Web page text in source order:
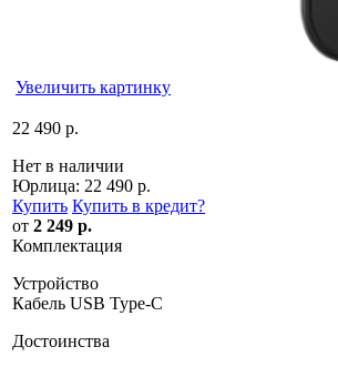
Увеличить картинку
22 490 р.
Нет в наличии
Юрлица: 22 490 р.
Купить Купить в кредит?
от 2 249 р.
Комплектация
Устройство
Кабель USB Type-C
Достоинства